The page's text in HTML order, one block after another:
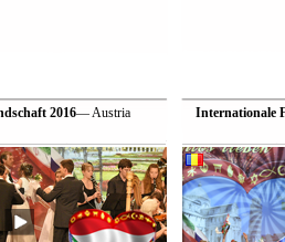
2016— Austria Internationale